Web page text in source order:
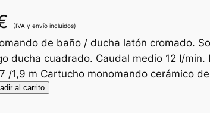
(IVA y envío incluidos)
de baño / ducha latón cromado.
ducha cuadrado. Caudal medio 12 I/min.
/1,9 m Cartucho monomando cerámico
al carrito